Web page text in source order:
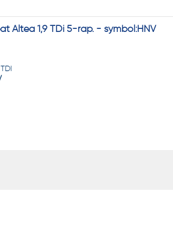
Altea 1,9 TDi 5-rap. - symbol:HNV